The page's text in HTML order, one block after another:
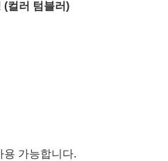
(컬러 텀블러)
용 가능합니다.